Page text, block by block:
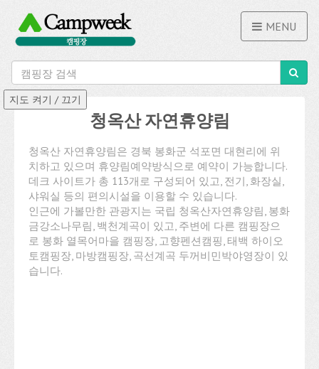
MENU
청옥산 자연휴양림
청옥산 자연휴양림은 경북 봉화군 석포면 대현리에 위
치하고 있으며 휴양림예약방식으로 예약이 가능합니다.
데크 사이트가 총 113개로 구성되어 있고, 전기, 화장실,
샤워실 등의 편의시설을 이용할 수 있습니다.
인근에 가볼만한 관광지는 국립 청옥산자연휴양림, 봉화
금강소나무림, 백천계곡이 있고, 주변에 다른 캠핑장으
로 봉화 열목어마을 캠핑장, 고향펜션캠핑, 태백 하이오
토캠핑장, 마방캠핑장, 곡선계곡 두꺼비민박야영장이 있
습니다.